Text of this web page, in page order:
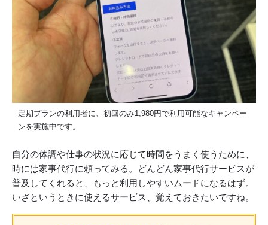
定期プランの利用者に、初回のみ1,980円で利用可能なキャンペー
ンを実施中です。
自分の体調や仕事の状況に応じて時間をうまく使うために、
時には家事代行に頼ってみる。どんどん家事代行サービスが
普及してくれると、もっと利用しやすいムードになるはず。
いざというときに使えるサービス、覚えておきたいですね。